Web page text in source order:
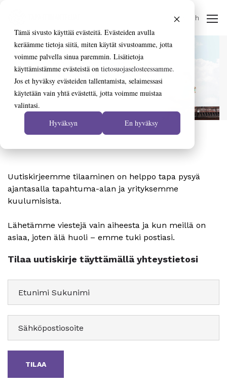
Tämä sivusto käyttää evästeitä. Evästeiden avulla
keräämme tietoja siitä, miten käytät sivustoamme, jotta
voimme palvella sinua paremmin. Lisätietoja
käyttämistämme evästeistä on tietosuojaselosteessamme.
Jos et hyväksy evästeiden tallentamista, selaimessasi
käytetään vain yhtä evästettä, jotta voimme muistaa
valintasi.
Hyväksyn
En hyväksy
In English
Tilaa uutiskirje
Uutiskirjeemme tilaaminen on helppo tapa pysyä
ajantasalla tapahtuma-alan ja yrityksemme
kuulumisista.
Lähetämme viestejä vain aiheesta ja kun meillä on
asiaa, joten älä huoli – emme tuki postiasi.
Tilaa uutiskirje täyttämällä yhteystietosi